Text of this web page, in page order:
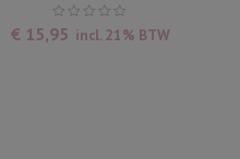
€ 15,95 incl. 21% BTW